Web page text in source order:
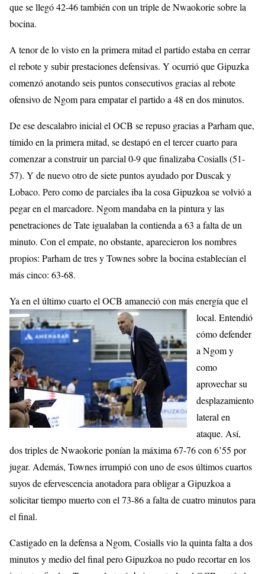
que se llegó 42-46 también con un triple de Nwaokorie sobre la
bocina.
A tenor de lo visto en la primera mitad el partido estaba en cerrar
el rebote y subir prestaciones defensivas. Y ocurrió que Gipuzka
comenzó anotando seis puntos consecutivos gracias al rebote
ofensivo de Ngom para empatar el partido a 48 en dos minutos.
De ese descalabro inicial el OCB se repuso gracias a Parham que,
tímido en la primera mitad, se destapó en el tercer cuarto para
comenzar a construir un parcial 0-9 que finalizaba Cosialls (51-
57). Y de nuevo otro de siete puntos ayudado por Duscak y
Lobaco. Pero como de parciales iba la cosa Gipuzkoa se volvió a
pegar en el marcadore. Ngom mandaba en la pintura y las
penetraciones de Tate igualaban la contienda a 63 a falta de un
minuto. Con el empate, no obstante, aparecieron los nombres
propios: Parham de tres y Townes sobre la bocina establecían el
más cinco: 63-68.
Ya en el último cuarto el OCB amaneció con más energía que el
local. Entendió
cómo defender
a Ngom y
como
aprovechar su
desplazamiento
lateral en
ataque. Así,
dos triples de Nwaokorie ponían la máxima 67-76 con 6’55 por
jugar. Además, Townes irrumpió con uno de esos últimos cuartos
suyos de efervescencia anotadora para obligar a Gipuzkoa a
solicitar tiempo muerto con el 73-86 a falta de cuatro minutos para
el final.
Castigado en la defensa a Ngom, Cosialls vio la quinta falta a dos
minutos y medio del final pero Gipuzkoa no pudo recortar en los